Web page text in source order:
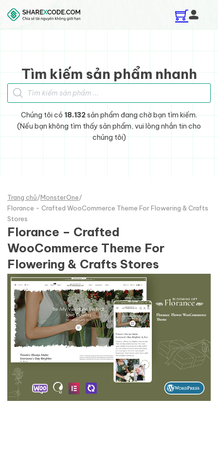
Skip to main content
Skip to footer
Tìm kiếm sản phẩm nhanh
Tìm kiếm sản phẩm
Chúng tôi có 18.132sản phẩm đang chờ bạn tìm kiếm.
(Nếu bạn không tìm thấy sản phẩm, vui lòng nhắn tin cho
chúng tôi)
Trang chủ/MonsterOne/
Florance - Crafted WooCommerce Theme For Flowering & Crafts
Stores
Florance – Crafted
WooCommerce Theme For
Flowering & Crafts Stores